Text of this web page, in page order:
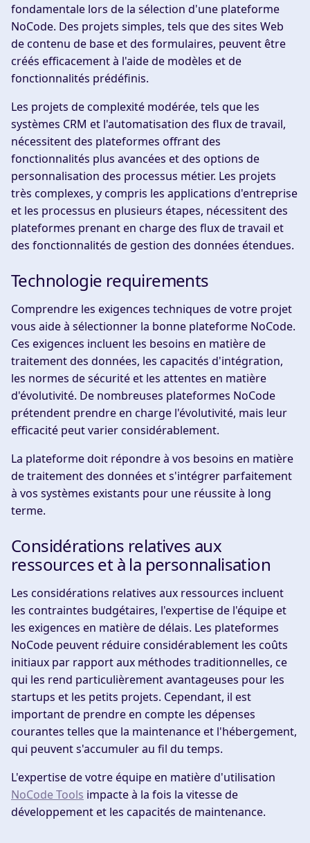
fondamentale lors de la sélection d'une plateforme
NoCode. Des projets simples, tels que des sites Web
de contenu de base et des formulaires, peuvent être
créés efficacement à l'aide de modèles et de
fonctionnalités prédéfinis.
Les projets de complexité modérée, tels que les
systèmes CRM et l'automatisation des flux de travail,
nécessitent des plateformes offrant des
fonctionnalités plus avancées et des options de
personnalisation des processus métier. Les projets
très complexes, y compris les applications d'entreprise
et les processus en plusieurs étapes, nécessitent des
plateformes prenant en charge des flux de travail et
des fonctionnalités de gestion des données étendues.
Technologie requirements
Comprendre les exigences techniques de votre projet
vous aide à sélectionner la bonne plateforme NoCode.
Ces exigences incluent les besoins en matière de
traitement des données, les capacités d'intégration,
les normes de sécurité et les attentes en matière
d'évolutivité. De nombreuses plateformes NoCode
prétendent prendre en charge l'évolutivité, mais leur
efficacité peut varier considérablement.
La plateforme doit répondre à vos besoins en matière
de traitement des données et s'intégrer parfaitement
à vos systèmes existants pour une réussite à long
terme.
Considérations relatives aux
ressources et à la personnalisation
Les considérations relatives aux ressources incluent
les contraintes budgétaires, l'expertise de l'équipe et
les exigences en matière de délais. Les plateformes
NoCode peuvent réduire considérablement les coûts
initiaux par rapport aux méthodes traditionnelles, ce
qui les rend particulièrement avantageuses pour les
startups et les petits projets. Cependant, il est
important de prendre en compte les dépenses
courantes telles que la maintenance et l'hébergement,
qui peuvent s'accumuler au fil du temps.
L'expertise de votre équipe en matière d'utilisation
NoCode Tools impacte à la fois la vitesse de
développement et les capacités de maintenance.